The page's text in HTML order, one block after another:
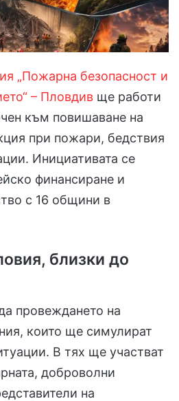
„Пожарна безопасност и
– Пловдив ще работи
към повишаване на
при пожари, бедствия
Инициативата се
финансиране и
с 16 общини в
близки до
провеждането на
които ще симулират
В тях ще участват
доброволни
на